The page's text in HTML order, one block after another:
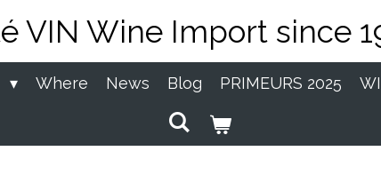
VIN Wine Import since
Where News Blog PRIMEURS 2025